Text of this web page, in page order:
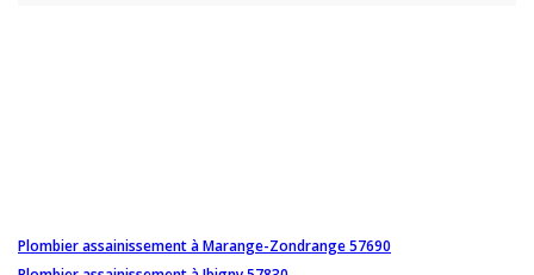
Plombier assainissement à Marange-Zondrange 57690